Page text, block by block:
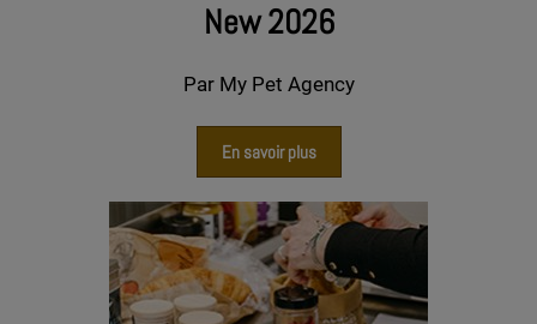
New 2026
Par My Pet Agency
En savoir plus